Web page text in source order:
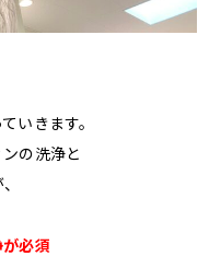
いきます。
の洗浄と
必須